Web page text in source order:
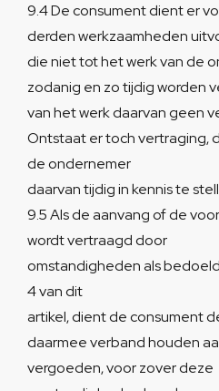
9.4 De consument dient er
derden werkzaamheden
die niet tot het werk van de
zodanig en zo tijdig worden
van het werk daarvan geen
Ontstaat er toch vertraging,
de ondernemer
daarvan tijdig in kennis te
9.5 Als de aanvang of de
wordt vertraagd door
omstandigheden als
4 van dit
artikel, dient de consument
daarmee verband houden
vergoeden, voor zover deze